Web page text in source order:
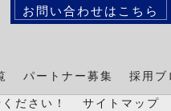
お問い合わせはこちら
パートナー募集
採用ブ
ださい！ サイトマップ